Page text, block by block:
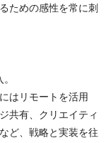
ための感性を常に刺
はリモートを活用
共有、クリエイティ
ど、戦略と実装を往